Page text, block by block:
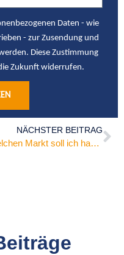
Daten - wie
- zur Zusendung und
Diese Zustimmung
Zukunft widerrufen.
NÄCHSTER BEITRAG
Welchen Markt soll ich handeln?